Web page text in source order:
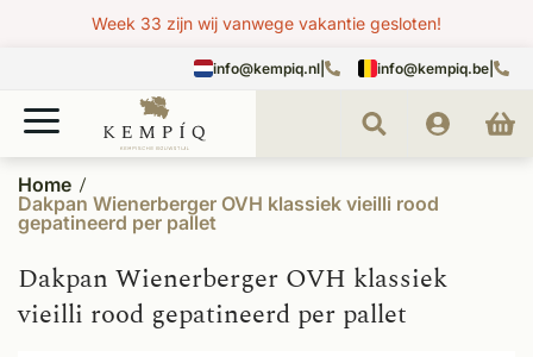
Week 33 zijn wij vanwege vakantie gesloten!
info@kempiq.nl info@kempiq.be
Home
Dakpan Wienerberger OVH klassiek vieilli rood
gepatineerd per pallet
Dakpan Wienerberger OVH klassiek
vieilli rood gepatineerd per pallet